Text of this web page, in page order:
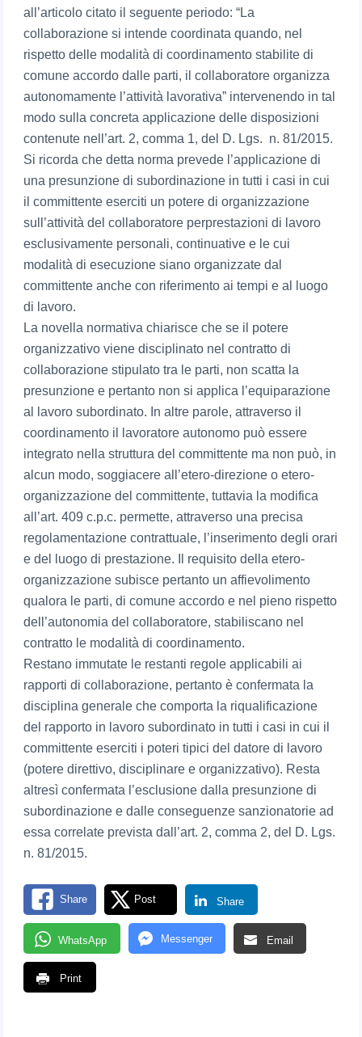
all’articolo citato il seguente periodo: “La
collaborazione si intende coordinata quando, nel
rispetto delle modalità di coordinamento stabilite di
comune accordo dalle parti, il collaboratore organizza
autonomamente l’attività lavorativa” intervenendo in tal
modo sulla concreta applicazione delle disposizioni
contenute nell’art. 2, comma 1, del D. Lgs. n. 81/2015.
Si ricorda che detta norma prevede l’applicazione di
una presunzione di subordinazione in tutti i casi in cui
il committente eserciti un potere di organizzazione
sull’attività del collaboratore perprestazioni di lavoro
esclusivamente personali, continuative e le cui
modalità di esecuzione siano organizzate dal
committente anche con riferimento ai tempi e al luogo
di lavoro.
La novella normativa chiarisce che se il potere
organizzativo viene disciplinato nel contratto di
collaborazione stipulato tra le parti, non scatta la
presunzione e pertanto non si applica l’equiparazione
al lavoro subordinato. In altre parole, attraverso il
coordinamento il lavoratore autonomo può essere
integrato nella struttura del committente ma non può, in
alcun modo, soggiacere all’etero-direzione o etero-
organizzazione del committente, tuttavia la modifica
all’art. 409 c.p.c. permette, attraverso una precisa
regolamentazione contrattuale, l’inserimento degli orari
e del luogo di prestazione. Il requisito della etero-
organizzazione subisce pertanto un affievolimento
qualora le parti, di comune accordo e nel pieno rispetto
dell’autonomia del collaboratore, stabiliscano nel
contratto le modalità di coordinamento.
Restano immutate le restanti regole applicabili ai
rapporti di collaborazione, pertanto è confermata la
disciplina generale che comporta la riqualificazione
del rapporto in lavoro subordinato in tutti i casi in cui il
committente eserciti i poteri tipici del datore di lavoro
(potere direttivo, disciplinare e organizzativo). Resta
altresì confermata l’esclusione dalla presunzione di
subordinazione e dalle conseguenze sanzionatorie ad
essa correlate prevista dall’art. 2, comma 2, del D. Lgs.
n. 81/2015.
Share Post Share
WhatsApp Messenger Email
Print